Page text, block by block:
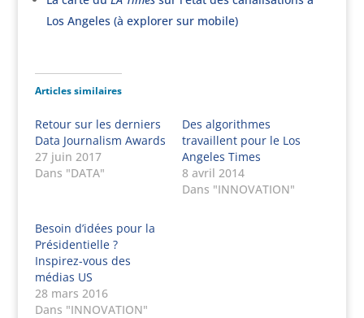
Los Angeles (à explorer sur mobile)
Articles similaires
Retour sur les derniers
Data Journalism Awards
27 juin 2017
Dans "DATA"
Des algorithmes
travaillent pour le Los
Angeles Times
8 avril 2014
Dans "INNOVATION"
Besoin d’idées pour la
Présidentielle ?
Inspirez-vous des
médias US
28 mars 2016
Dans "INNOVATION"